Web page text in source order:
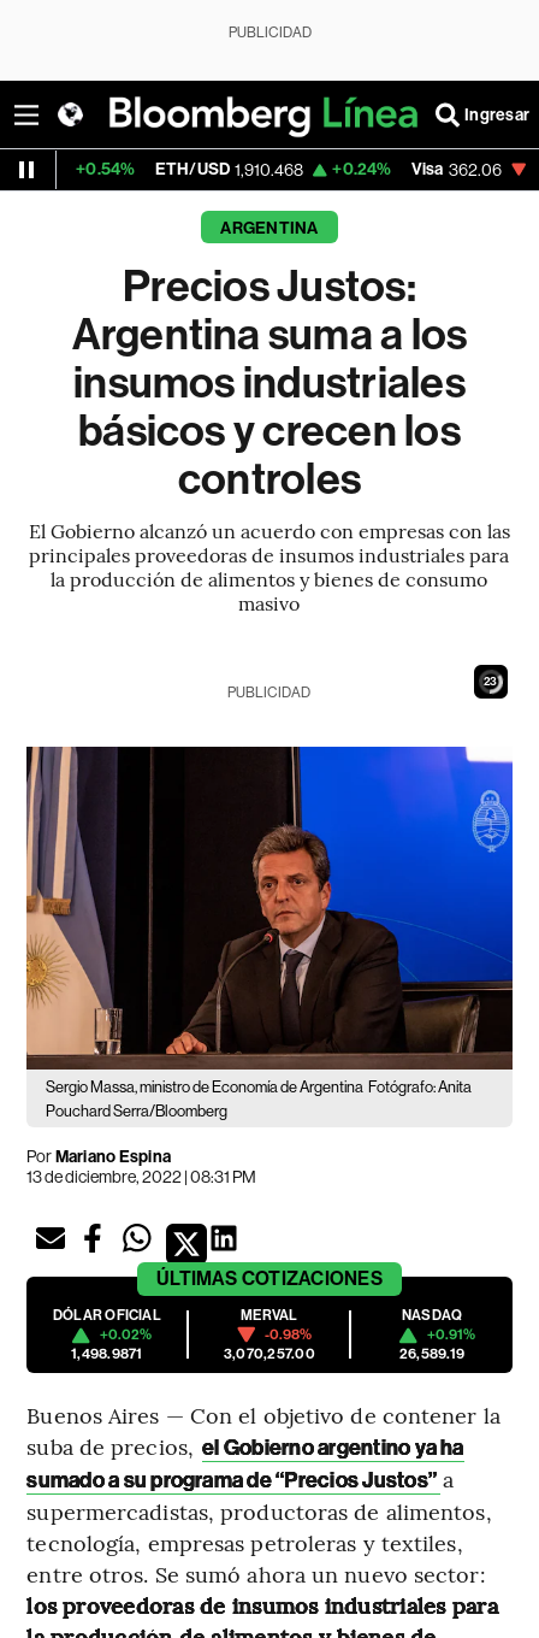
PUBLICIDAD
Ingresar
ETH/USD 1,910.468 +0.24% Visa 362.06 -2.27%
ARGENTINA
Precios Justos:
Argentina suma a los
insumos industriales
básicos y crecen los
controles
El Gobierno alcanzó un acuerdo con empresas con las
principales proveedoras de insumos industriales para
la producción de alimentos y bienes de consumo
masivo
22
PUBLICIDAD
Sergio Massa, ministro de Economía de Argentina Fotógrafo: Anita
Pouchard Serra/Bloomberg
PorMariano Espina
13 de diciembre, 2022 | 08:31 PM
ÚLTIMAS COTIZACIONES
DÓLAR OFICIAL
+0.02%
1,498.9871
MERVAL
-0.98%
3,070,257.00
NASDAQ
+0.91%
26,589.19
Buenos Aires — Con el objetivo de contener la
suba de precios, el Gobierno argentino ya ha
sumado a su programa de “Precios Justos” a
supermercadistas, productoras de alimentos,
tecnología, empresas petroleras y textiles,
entre otros. Se sumó ahora un nuevo sector:
los proveedoras de insumos industriales para